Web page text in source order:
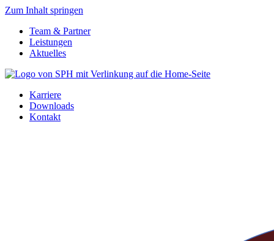
Zum Inhalt springen
Team & Partner
Leistungen
Aktuelles
Karriere
Downloads
Kontakt